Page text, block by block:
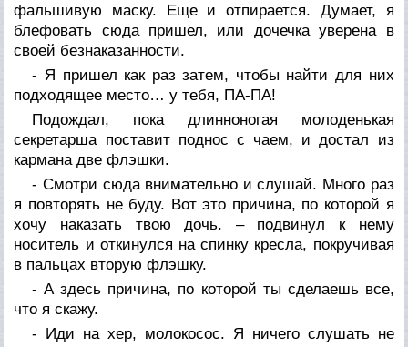
фальшивую маску. Еще и отпирается. Думает, я
блефовать сюда пришел, или дочечка уверена в
своей безнаказанности.
- Я пришел как раз затем, чтобы найти для них
подходящее место… у тебя, ПА-ПА!
Подождал, пока длинноногая молоденькая
секретарша поставит поднос с чаем, и достал из
кармана две флэшки.
- Смотри сюда внимательно и слушай. Много раз
я повторять не буду. Вот это причина, по которой я
хочу наказать твою дочь. – подвинул к нему
носитель и откинулся на спинку кресла, покручивая
в пальцах вторую флэшку.
- А здесь причина, по которой ты сделаешь все,
что я скажу.
- Иди на хер, молокосос. Я ничего слушать не